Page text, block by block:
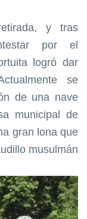
y tras
por el
logró dar
se
de una nave
municipal de
gran lona que
musulmán.